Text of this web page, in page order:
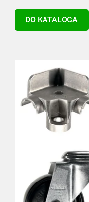
DO KATALOGA